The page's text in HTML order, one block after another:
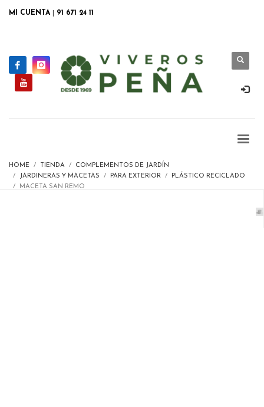
MI CUENTA 91 671 24 11
HOME TIENDA
COMPLEMENTOS DE JARDÍN
JARDINERAS Y MACETAS
PARA EXTERIOR
PLÁSTICO RECICLADO
MACETA SAN REMO